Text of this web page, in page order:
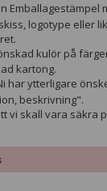
Emballagestämpel
logotype eller
kulör på
kartong.
har ytterligare
beskrivning".
vi skall vara säkra